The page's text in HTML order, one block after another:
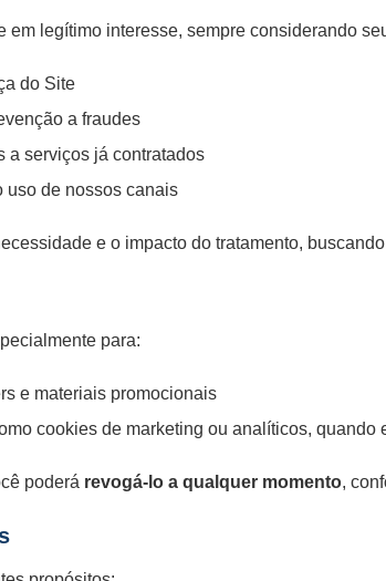
legítimo interesse, sempre considerando
do Site
a fraudes
a serviços já contratados
uso de nossos canais
e o impacto do tratamento,
para:
e materiais promocionais
cookies de marketing ou analíticos, quando
poderá revogá-lo a qualquer momento,